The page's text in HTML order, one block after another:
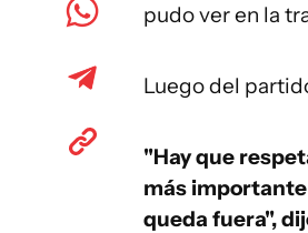
pudo ver en la
Luego del
"Hay que
más importante
queda fuera",